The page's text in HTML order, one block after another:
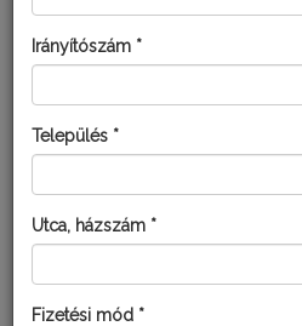
SPILAN
KERTI
Irányítószám *
Település *
Utca, házszám *
Fizetési mód *